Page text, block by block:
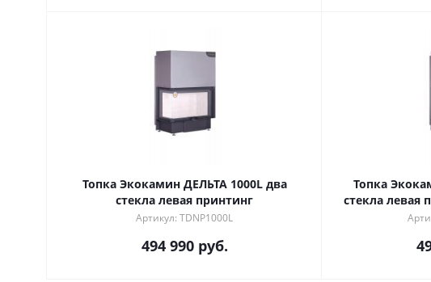
Топка Экокамин ДЕЛЬТА 1000L два
стекла левая принтинг
Артикул: TDNP1000L
494 990руб.
Топка
стекла